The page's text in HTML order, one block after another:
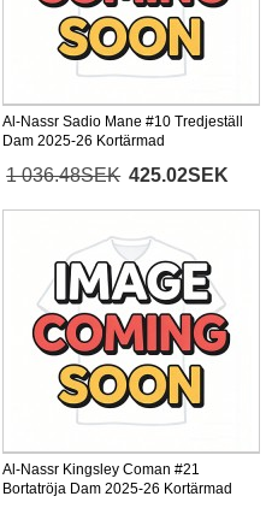
Al-Nassr Sadio Mane #10 Tredjeställ
Dam 2025-26 Kortärmad
1 036.48SEK 425.02SEK
Al-Nassr Kingsley Coman #21
Bortatröja Dam 2025-26 Kortärmad